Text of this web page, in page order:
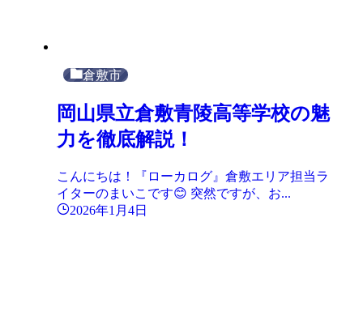
倉敷市
岡山県立倉敷青陵高等学校の魅
力を徹底解説！
こんにちは！『ローカログ』倉敷エリア担当ラ
イターのまいこです😊 突然ですが、お...
2026年1月4日